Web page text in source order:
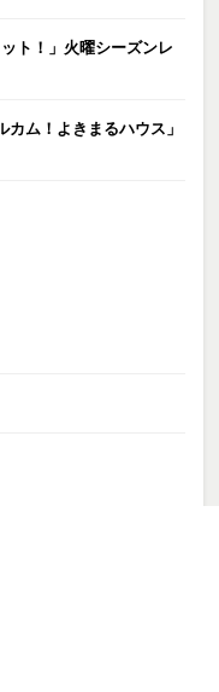
ト！」火曜シーズンレ
ム！よきまるハウス」